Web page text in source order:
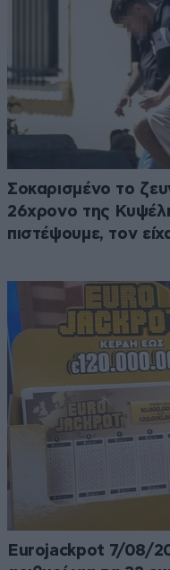
Σοκαρισμένο το
26χρονο της
πιστέψουμε, τον
Eurojackpot 7/08/